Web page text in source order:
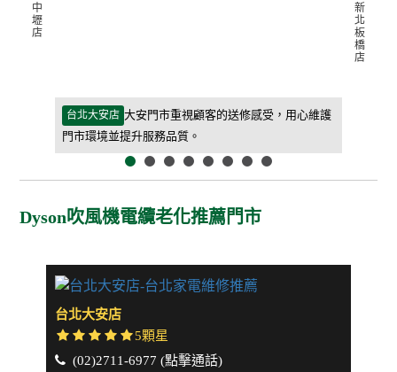
台北大安店 大安門市重視顧客的送修感受，用心維護
門市環境並提升服務品質。
新
北
板
橋
店
中
壢
店
Dyson吹風機電纜老化推薦門市
台北大安店
5顆星
(02)2711-6977 (點擊通話)